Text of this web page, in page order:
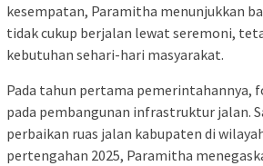
kesempatan, Paramitha menunjukkan
tidak cukup berjalan lewat seremoni,
kebutuhan sehari-hari masyarakat.
Pada tahun pertama pemerintahannya,
pada pembangunan infrastruktur jalan.
perbaikan ruas jalan kabupaten di
pertengahan 2025, Paramitha